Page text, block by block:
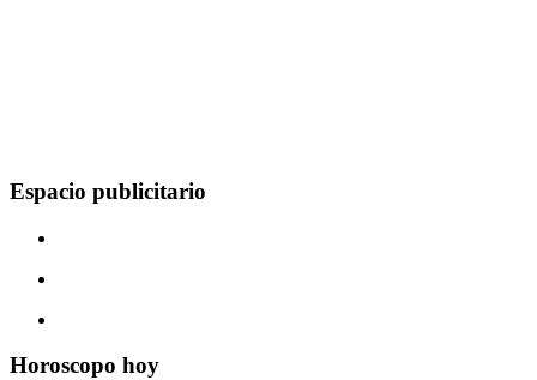
Espacio publicitario
Horoscopo hoy